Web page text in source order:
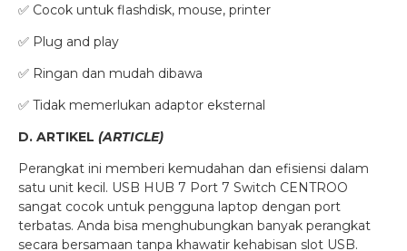
✅ Cocok untuk flashdisk, mouse, printer
✅ Plug and play
✅ Ringan dan mudah dibawa
✅ Tidak memerlukan adaptor eksternal
D. ARTIKEL (ARTICLE)
Perangkat ini memberi kemudahan dan efisiensi dalam
satu unit kecil. USB HUB 7 Port 7 Switch CENTROO
sangat cocok untuk pengguna laptop dengan port
terbatas. Anda bisa menghubungkan banyak perangkat
secara bersamaan tanpa khawatir kehabisan slot USB.